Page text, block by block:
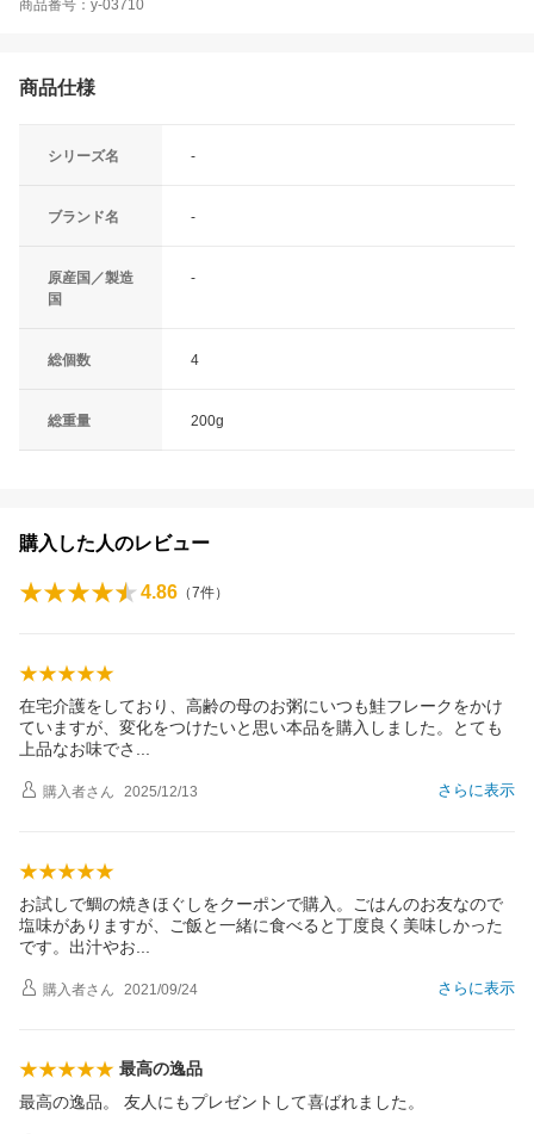
商品番号：y-03710
商品仕様
シリーズ名 -
ブランド名 -
原産国／製造
国
-
総個数 4
総重量 200g
購入した人のレビュー
4.86 （7件）
在宅介護をしており、高齢の母のお粥にいつも鮭フレークをかけ
ていますが、変化をつけたいと思い本品を購入しました。とても
上品なお味でさ
さらに表示
購入者さん 2025/12/13
お試しで鯛の焼きほぐしをクーポンで購入。ごはんのお友なので
塩味がありますが、ご飯と一緒に食べると丁度良く美味しかった
です。出汁やお
さらに表示
購入者さん 2021/09/24
最高の逸品
最高の逸品。 友人にもプレゼントして喜ばれました。